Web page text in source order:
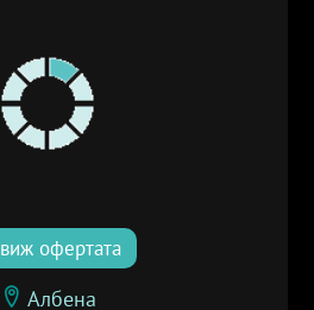
виж офертата
Албена